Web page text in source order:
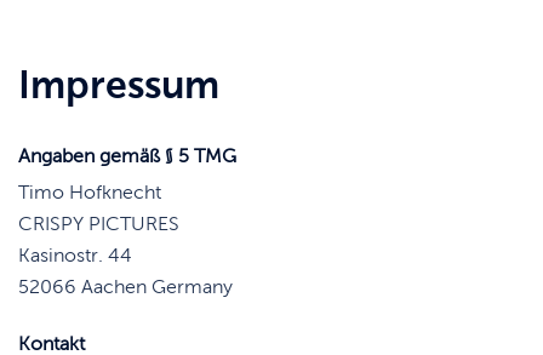
Impressum
Angaben gemäß § 5 TMG
Timo Hofknecht
CRISPY PICTURES
Kasinostr. 44
52066 Aachen Germany
Kontakt